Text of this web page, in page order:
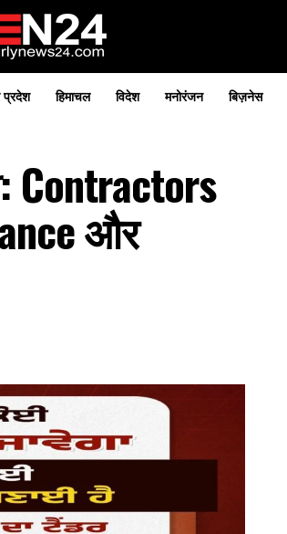
प्रदेश हिमाचल विदेश मनोरंजन बिज़नेस
Contractors
और